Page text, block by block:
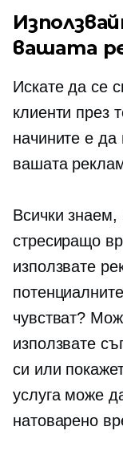
вашата
Искате да се
клиенти през
начините е да
вашата
Всички знаем,
стресиращо
използвате
чувстват?
използвате
си или
услуга може
натоварено